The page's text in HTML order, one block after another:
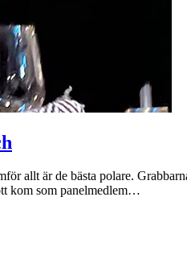
allt är de bästa polare.
kom som panelmedlem…